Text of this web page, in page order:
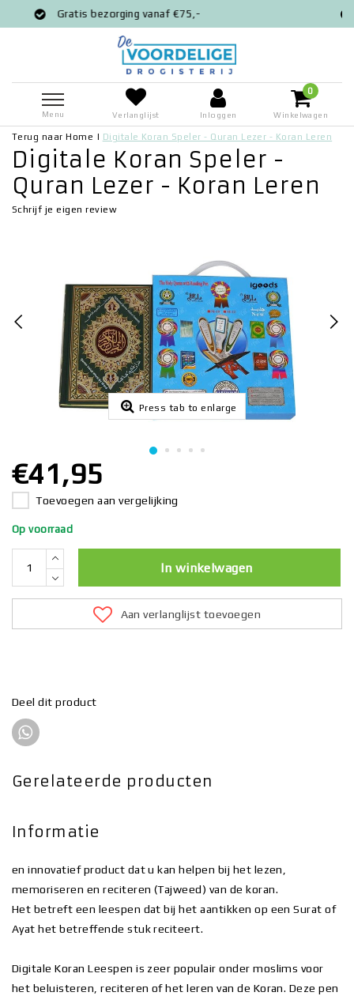
vanaf €75,- Voor 12:00 besteld =
Menu Verlanglijst Inloggen
0
Winkelwagen
Terug naar Home | Digitale Koran Speler - Quran Lezer - Koran Leren
Digitale Koran Speler -
Quran Lezer - Koran Leren
Schrijf je eigen review
Press tab to enlarge
€41,95
Toevoegen aan vergelijking
Op voorraad
In winkelwagen
Aan verlanglijst toevoegen
Deel dit product
Gerelateerde producten
Informatie
en innovatief product dat u kan helpen bij het lezen,
memoriseren en reciteren (Tajweed) van de koran.
Het betreft een leespen dat bij het aantikken op een Surat of
Ayat het betreffende stuk reciteert.
Digitale Koran Leespen is zeer populair onder moslims voor
het beluisteren, reciteren of het leren van de Koran. Deze pen